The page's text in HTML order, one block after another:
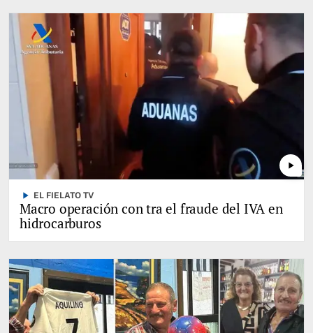
play_arrow
play_arrow EL FIELATO TV
Macro operación con tra el fraude del IVA en
hidrocarburos